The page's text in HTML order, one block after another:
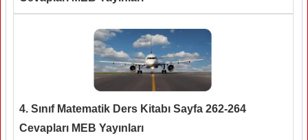
4. Sınıf Matematik Ders Kitabı Sayfa 262-264
Cevapları MEB Yayınları